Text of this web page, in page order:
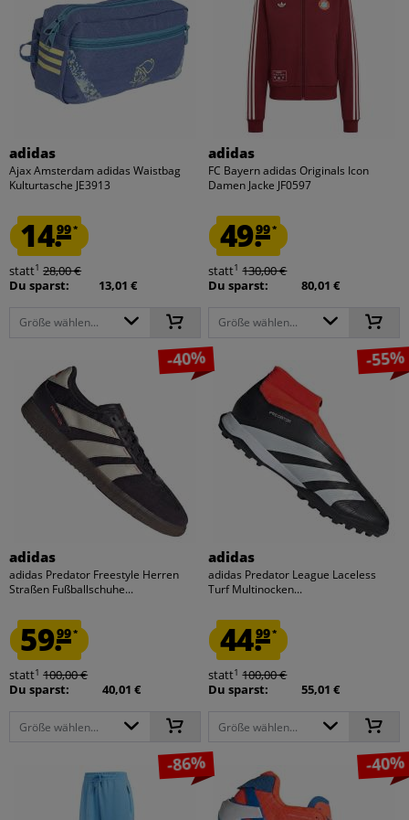
adidas
Ajax Amsterdam adidas Waistbag
Kulturtasche JE3913
14.99*
statt1 28,00 €
Du sparst:
13,01 €
Größe wählen...
adidas
FC Bayern adidas Originals Icon
Damen Jacke JF0597
49.99*
statt1 130,00 €
Du sparst:
80,01 €
Größe wählen...
-40%
adidas
adidas Predator Freestyle Herren
Straßen Fußballschuhe...
59.99*
statt1 100,00 €
Du sparst:
40,01 €
Größe wählen...
-55%
adidas
adidas Predator League Laceless
Turf Multinocken...
44.99*
statt1 100,00 €
Du sparst:
55,01 €
Größe wählen...
-86% -40%